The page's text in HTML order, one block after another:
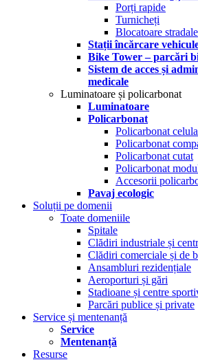
Porți rapide
Turnicheți
Blocatoare stradale
Stații încărcare
Bike Tower – parcări
Sistem de acces și
medicale
Luminatoare și policarbonat
Luminatoare
Policarbonat
Policarbonat
Policarbonat
Policarbonat cutat
Policarbonat
Accesorii
Pavaj ecologic
Soluții pe domenii
Toate domeniile
Spitale
Clădiri industriale și
Clădiri comerciale și de
Ansambluri rezidențiale
Aeroporturi și gări
Stadioane și centre
Parcări publice și private
Service și mentenanță
Service
Mentenanță
Resurse